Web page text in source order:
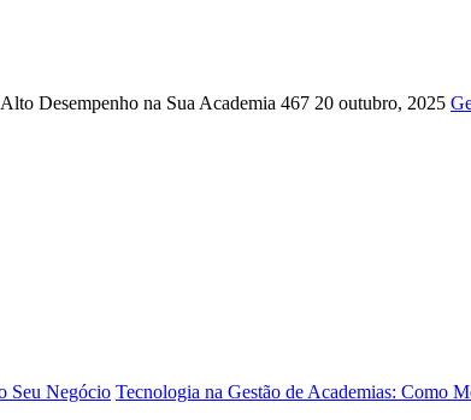
Desempenho na Sua Academia 467 20 outubro, 2025
Seu Negócio Tecnologia na Gestão de Academias: Como